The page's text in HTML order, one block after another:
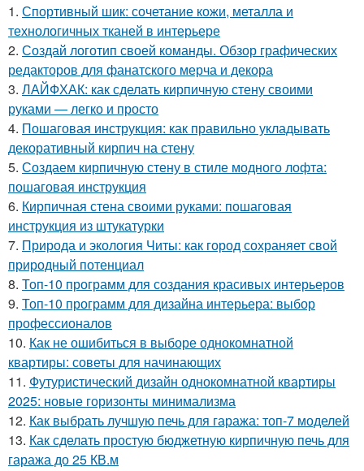
1. Спортивный шик: сочетание кожи, металла и
технологичных тканей в интерьере
2. Создай логотип своей команды. Обзор графических
редакторов для фанатского мерча и декора
3. ЛАЙФХАК: как сделать кирпичную стену своими
руками — легко и просто
4. Пошаговая инструкция: как правильно укладывать
декоративный кирпич на стену
5. Создаем кирпичную стену в стиле модного лофта:
пошаговая инструкция
6. Кирпичная стена своими руками: пошаговая
инструкция из штукатурки
7. Природа и экология Читы: как город сохраняет свой
природный потенциал
8. Топ-10 программ для создания красивых интерьеров
9. Топ-10 программ для дизайна интерьера: выбор
профессионалов
10. Как не ошибиться в выборе однокомнатной
квартиры: советы для начинающих
11. Футуристический дизайн однокомнатной квартиры
2025: новые горизонты минимализма
12. Как выбрать лучшую печь для гаража: топ-7 моделей
13. Как сделать простую бюджетную кирпичную печь для
гаража до 25 КВ.м